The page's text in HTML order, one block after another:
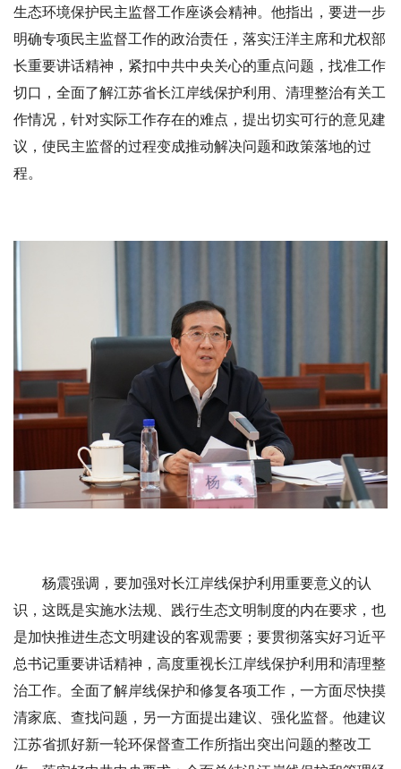
生态环境保护民主监督工作座谈会精神。他指出，要进一步
明确专项民主监督工作的政治责任，落实汪洋主席和尤权部
长重要讲话精神，紧扣中共中央关心的重点问题，找准工作
切口，全面了解江苏省长江岸线保护利用、清理整治有关工
作情况，针对实际工作存在的难点，提出切实可行的意见建
议，使民主监督的过程变成推动解决问题和政策落地的过
程。
杨震强调，要加强对长江岸线保护利用重要意义的认
识，这既是实施水法规、践行生态文明制度的内在要求，也
是加快推进生态文明建设的客观需要；要贯彻落实好习近平
总书记重要讲话精神，高度重视长江岸线保护利用和清理整
治工作。全面了解岸线保护和修复各项工作，一方面尽快摸
清家底、查找问题，另一方面提出建议、强化监督。他建议
江苏省抓好新一轮环保督查工作所指出突出问题的整改工